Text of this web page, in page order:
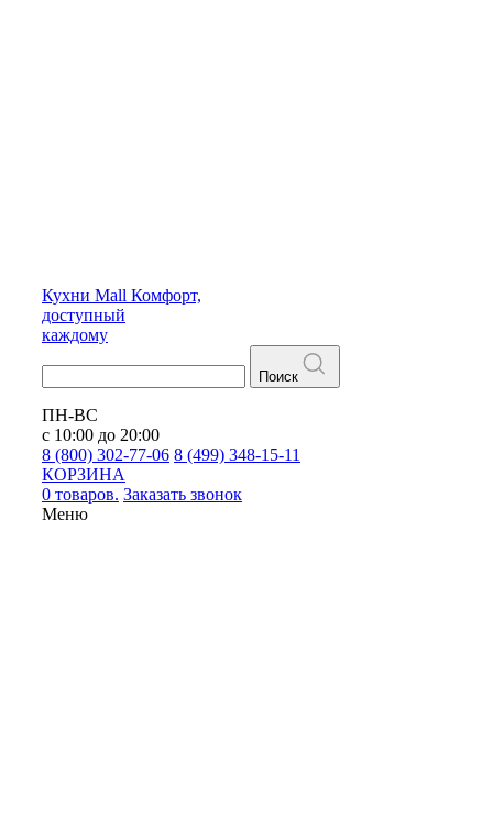
Кухни Mall Комфорт,
доступный
каждому
Поиск
ПН-ВС
с 10:00 до 20:00
8 (800) 302-77-06 8 (499) 348-15-11
КОРЗИНА
0 товаров. Заказать звонок
Меню